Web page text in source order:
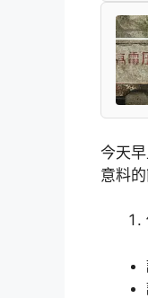
今天
意料